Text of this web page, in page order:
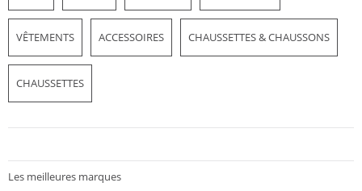
VÊTEMENTS ACCESSOIRES CHAUSSETTES & CHAUSSONS
CHAUSSETTES
Les meilleures marques